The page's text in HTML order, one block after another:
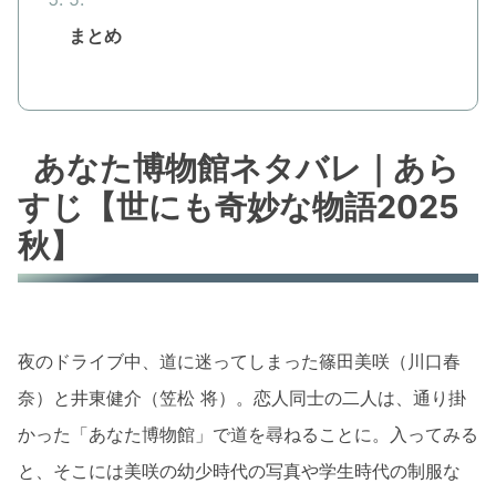
まとめ
あなた博物館ネタバレ｜あら
すじ【世にも奇妙な物語2025
秋】
夜のドライブ中、道に迷ってしまった篠田美咲（川口春
奈）と井東健介（笠松 将）。恋人同士の二人は、通り掛
かった「あなた博物館」で道を尋ねることに。入ってみる
と、そこには美咲の幼少時代の写真や学生時代の制服な